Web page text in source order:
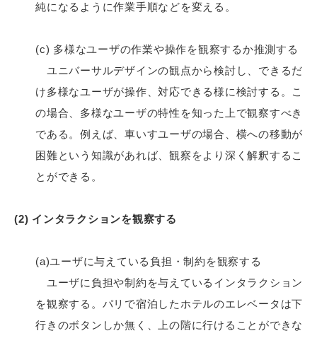
純になるように作業手順などを変える。
(c) 多様なユーザの作業や操作を観察するか推測する
ユニバーサルデザインの観点から検討し、できるだ
け多様なユーザが操作、対応できる様に検討する。こ
の場合、多様なユーザの特性を知った上で観察すべき
である。例えば、車いすユーザの場合、横への移動が
困難という知識があれば、観察をより深く解釈するこ
とができる。
(2) インタラクションを観察する
(a)ユーザに与えている負担・制約を観察する
ユーザに負担や制約を与えているインタラクション
を観察する。パリで宿泊したホテルのエレベータは下
行きのボタンしか無く、上の階に行けることができな